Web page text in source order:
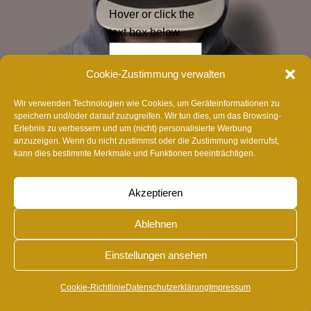
Cookie-Zustimmung verwalten
Wir verwenden Technologien wie Cookies, um Geräteinformationen zu
speichern und/oder darauf zuzugreifen. Wir tun dies, um das Browsing-
Erlebnis zu verbessern und um (nicht) personalisierte Werbung
anzuzeigen. Wenn du nicht zustimmst oder die Zustimmung widerrufst,
kann dies bestimmte Merkmale und Funktionen beeinträchtigen.
Akzeptieren
Ablehnen
Einstellungen ansehen
Cookie-Richtlinie Datenschutzerklärung Impressum
Hover or click the
text box below